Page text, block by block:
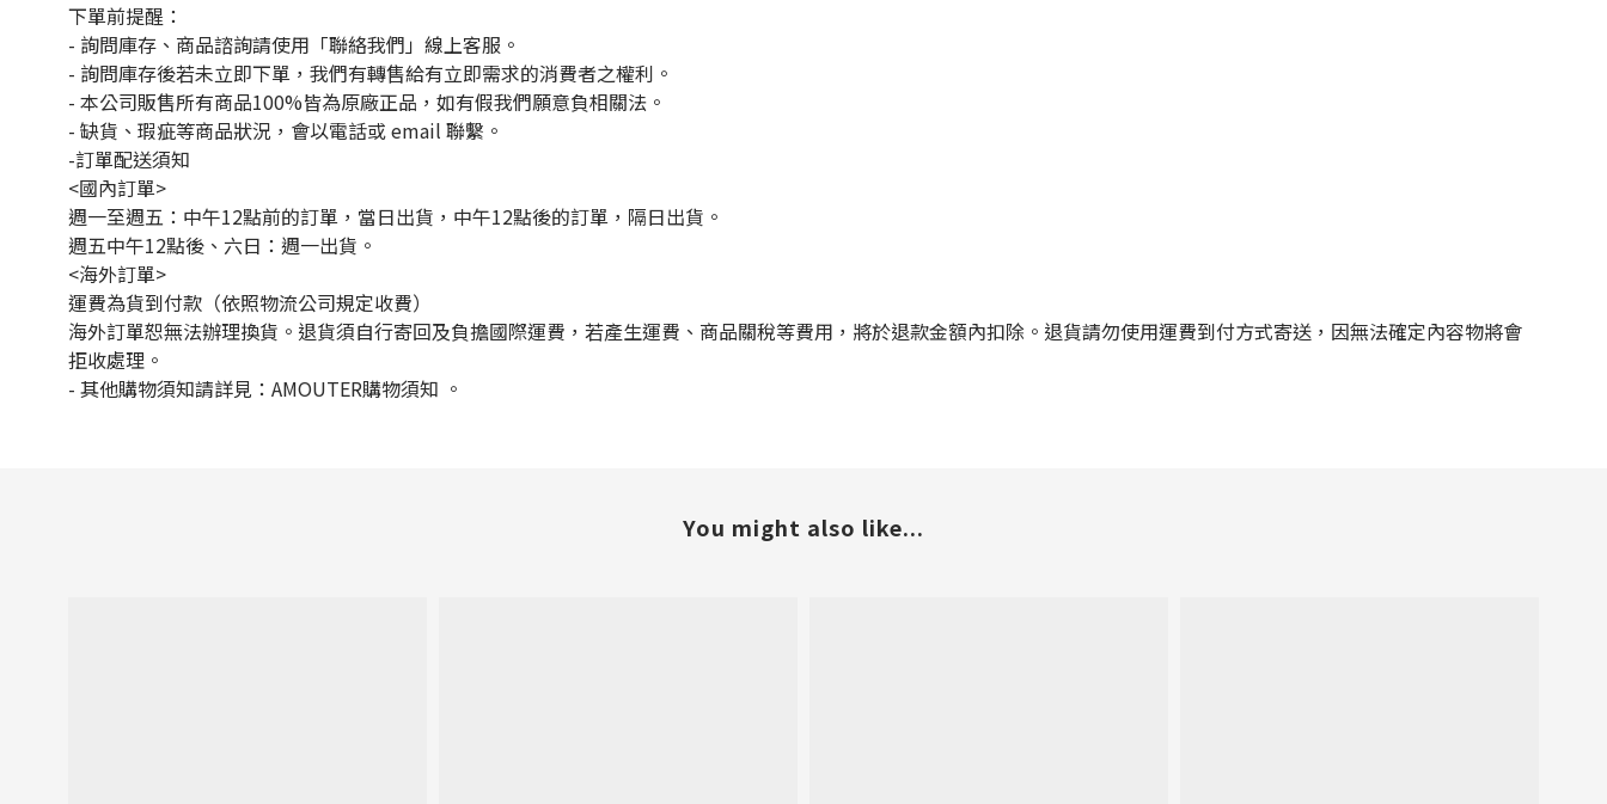
下單前提醒：
- 詢問庫存、商品諮詢請使用「聯絡我們」線上客服。
- 詢問庫存後若未立即下單，我們有轉售給有立即需求的消費者之權利。
- 本公司販售所有商品100%皆為原廠正品，如有假我們願意負相關法。
- 缺貨、瑕疵等商品狀況，會以電話或 email 聯繫。
-訂單配送須知
<國內訂單>
週一至週五：中午12點前的訂單，當日出貨，中午12點後的訂單，隔日出貨。
週五中午12點後、六日：週一出貨。
<海外訂單>
運費為貨到付款（依照物流公司規定收費）
海外訂單恕無法辦理換貨。退貨須自行寄回及負擔國際運費，若產生運費、商品關稅等費用，將於退款金額內扣除。退貨請勿使用運費到付方式寄送，因無法確定內容物將會
拒收處理。
- 其他購物須知請詳見： AMOUTER購物須知 。
You might also like...